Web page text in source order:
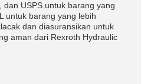
dan USPS untuk barang yang
untuk barang yang lebih
dan diasuransikan untuk
aman dari Rexroth Hydraulic